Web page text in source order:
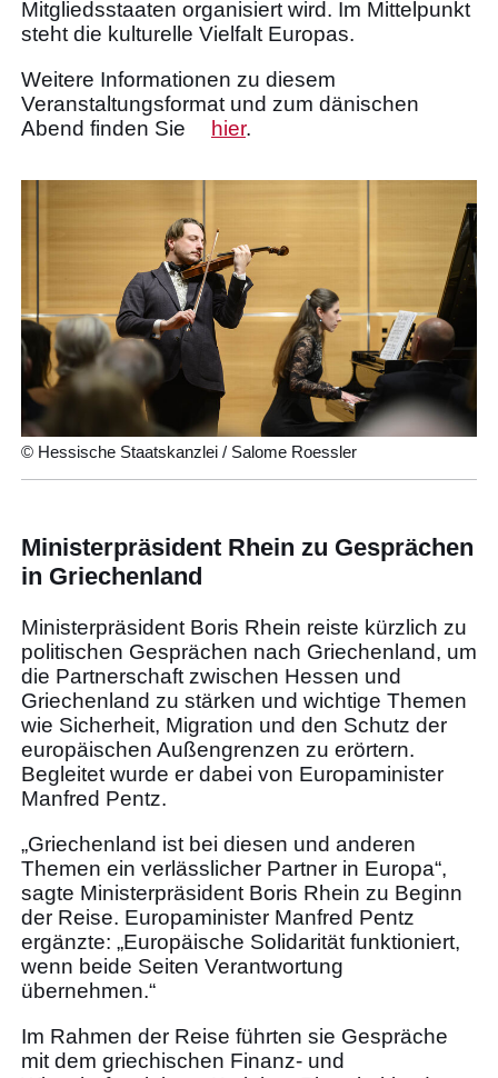
Mitgliedsstaaten organisiert wird. Im Mittelpunkt
steht die kulturelle Vielfalt Europas.
Weitere Informationen zu diesem
Veranstaltungsformat und zum dänischen
Abend finden Sie
hier.
© Hessische Staatskanzlei / Salome Roessler
Ministerpräsident Rhein zu Gesprächen
in Griechenland
Ministerpräsident Boris Rhein reiste kürzlich zu
politischen Gesprächen nach Griechenland, um
die Partnerschaft zwischen Hessen und
Griechenland zu stärken und wichtige Themen
wie Sicherheit, Migration und den Schutz der
europäischen Außengrenzen zu erörtern.
Begleitet wurde er dabei von Europaminister
Manfred Pentz.
„Griechenland ist bei diesen und anderen
Themen ein verlässlicher Partner in Europa“,
sagte Ministerpräsident Boris Rhein zu Beginn
der Reise. Europaminister Manfred Pentz
ergänzte: „Europäische Solidarität funktioniert,
wenn beide Seiten Verantwortung
übernehmen.“
Im Rahmen der Reise führten sie Gespräche
mit dem griechischen Finanz- und